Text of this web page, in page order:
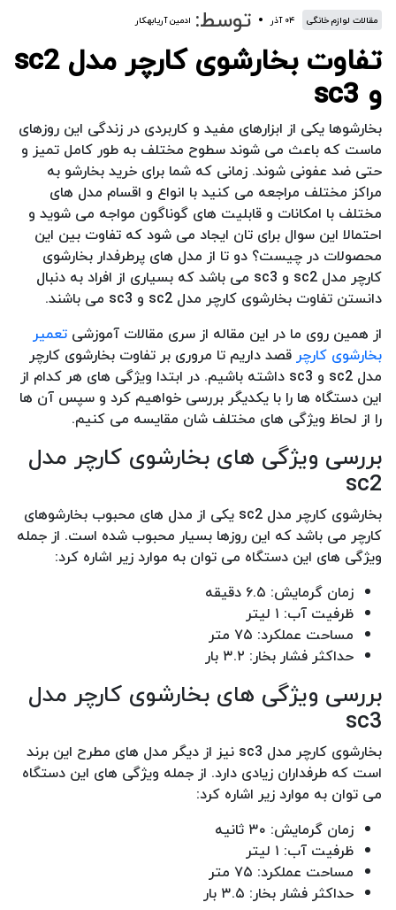
مقالات لوازم خانگی ۰۴ آذر توسط: ادمین آریابهکار
تفاوت بخارشوی کارچر مدل sc2
و sc3
بخارشوها یکی از ابزارهای مفید و کاربردی در زندگی این روزهای
ماست که باعث می شوند سطوح مختلف به طور کامل تمیز و
حتی ضد عفونی شوند. زمانی که شما برای خرید بخارشو به
مراکز مختلف مراجعه می کنید با انواع و اقسام مدل های
مختلف با امکانات و قابلیت های گوناگون مواجه می شوید و
احتمالا این سوال برای تان ایجاد می شود که تفاوت بین این
محصولات در چیست؟ دو تا از مدل های پرطرفدار بخارشوی
کارچر مدل sc2 و sc3 می باشد که بسیاری از افراد به دنبال
دانستن تفاوت بخارشوی کارچر مدل sc2 و sc3 می باشند.
از همین روی ما در این مقاله از سری مقالات آموزشی تعمیر
بخارشوی کارچرقصد داریم تا مروری بر تفاوت بخارشوی کارچر
مدل sc2 و sc3 داشته باشیم. در ابتدا ویژگی های هر کدام از
این دستگاه ها را با یکدیگر بررسی خواهیم کرد و سپس آن ها
را از لحاظ ویژگی های مختلف شان مقایسه می کنیم.
بررسی ویژ‌گی‌ های بخارشوی کارچر مدل
sc2
بخارشوی کارچر مدل sc2 یکی از مدل های محبوب بخارشوهای
کارچر می باشد که این روزها بسیار محبوب شده است. از جمله
ویژگی های این دستگاه می توان به موارد زیر اشاره کرد:
زمان گرمایش: ۶.۵ دقیقه
ظرفیت آب: ۱ لیتر
مساحت عملکرد: ۷۵ متر
حداکثر فشار بخار: ۳.۲ بار
بررسی ویژگی های بخارشوی کارچر مدل
sc3
بخارشوی کارچر مدل sc3 نیز از دیگر مدل های مطرح این برند
است که طرفداران زیادی دارد. از جمله ویژگی های این دستگاه
می توان به موارد زیر اشاره کرد:
زمان گرمایش: ۳۰ ثانیه
ظرفیت آب: ۱ لیتر
مساحت عملکرد: ۷۵ متر
حداکثر فشار بخار: ۳.۵ بار